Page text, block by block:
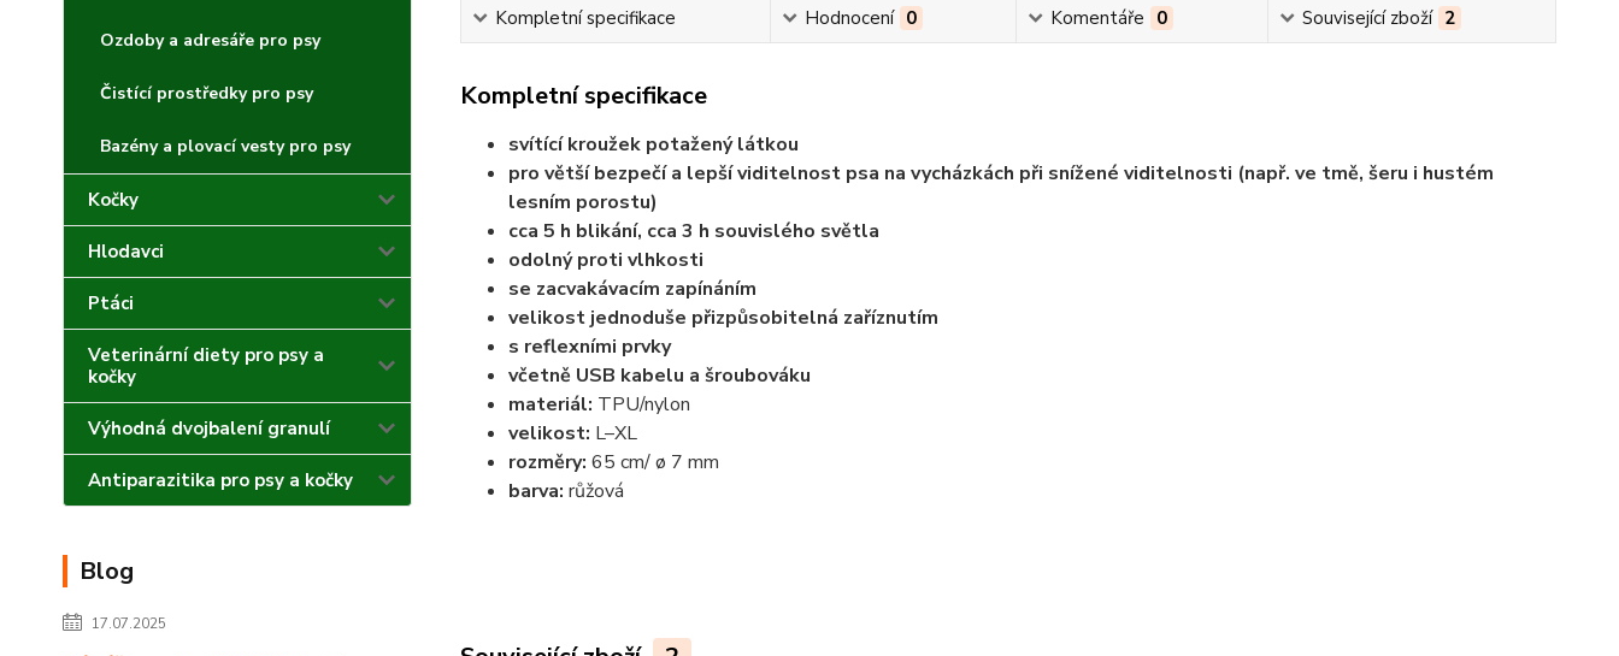
Ozdoby a adresáře pro psy
Čistící prostředky pro psy
Bazény a plovací vesty pro psy
Kočky
Hlodavci
Ptáci
Veterinární diety pro psy a
kočky
Výhodná dvojbalení granulí
Antiparazitika pro psy a kočky
Blog
17.07.2025
Kompletní specifikace Hodnocení 0 Komentáře 0 Související zboží 2
Kompletní specifikace
svítící kroužek potažený látkou
pro větší bezpečí a lepší viditelnost psa na vycházkách při snížené viditelnosti (např. ve tmě, šeru i hustém
lesním porostu)
cca 5 h blikání, cca 3 h souvislého světla
odolný proti vlhkosti
se zacvakávacím zapínáním
velikost jednoduše přizpůsobitelná zaříznutím
s reflexními prvky
včetně USB kabelu a šroubováku
materiál: TPU/nylon
velikost: L–XL
rozměry: 65 cm/ ø 7 mm
barva: růžová